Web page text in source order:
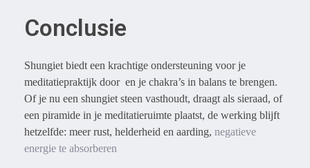
Conclusie
Shungiet biedt een krachtige ondersteuning voor je
meditatiepraktijk door en je chakra’s in balans te brengen.
Of je nu een shungiet steen vasthoudt, draagt als sieraad, of
een piramide in je meditatieruimte plaatst, de werking blijft
hetzelfde: meer rust, helderheid en aarding, negatieve
energie te absorberen